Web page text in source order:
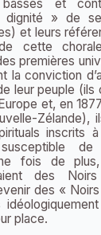
et
» de
et leurs
cette
premières
la conviction
leur peuple (ils
et, en
Zélande),
inscrits
fois de
des
des «
place.